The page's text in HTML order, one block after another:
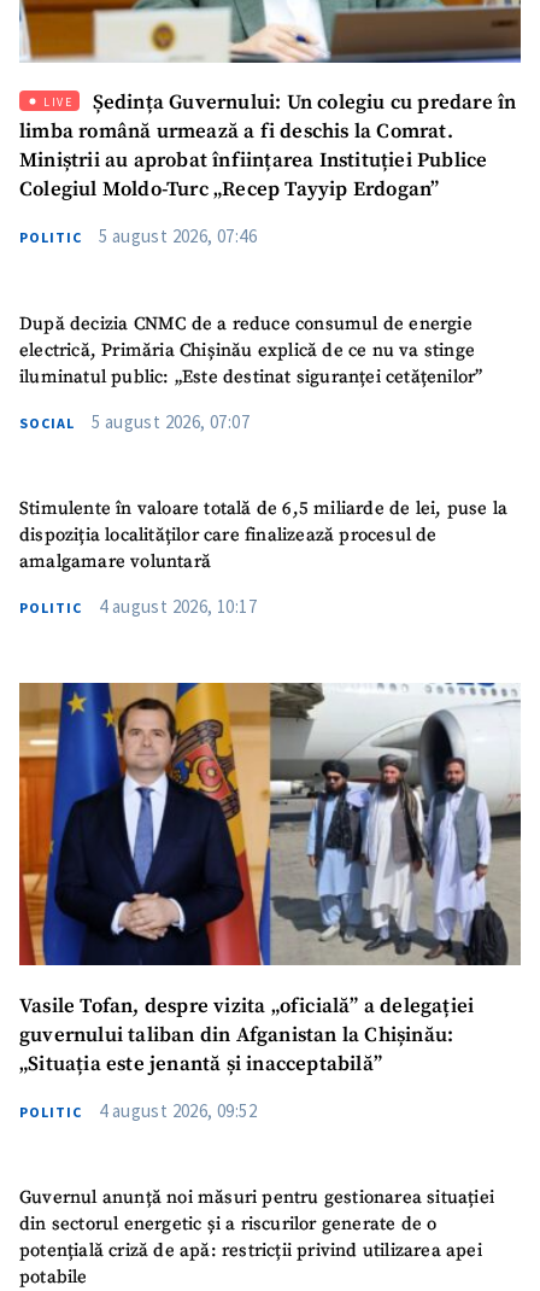
LIVE
Ședința Guvernului: Un colegiu cu predare în
limba română urmează a fi deschis la Comrat.
Miniștrii au aprobat înființarea Instituției Publice
Colegiul Moldo-Turc „Recep Tayyip Erdogan”
POLITIC 5 august 2026, 07:46
După decizia CNMC de a reduce consumul de energie
electrică, Primăria Chișinău explică de ce nu va stinge
iluminatul public: „Este destinat siguranței cetățenilor”
SOCIAL 5 august 2026, 07:07
Stimulente în valoare totală de 6,5 miliarde de lei, puse la
dispoziția localităților care finalizează procesul de
amalgamare voluntară
POLITIC 4 august 2026, 10:17
Vasile Tofan, despre vizita „oficială” a delegației
guvernului taliban din Afganistan la Chișinău:
„Situația este jenantă și inacceptabilă”
POLITIC 4 august 2026, 09:52
Guvernul anunță noi măsuri pentru gestionarea situației
din sectorul energetic și a riscurilor generate de o
potențială criză de apă: restricții privind utilizarea apei
potabile